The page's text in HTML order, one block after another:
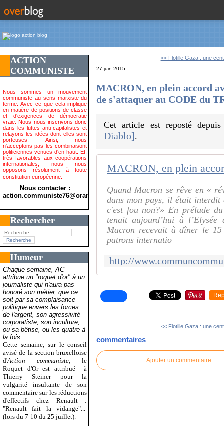
ACTION
COMMUNISTE
Nous sommes un mouvement
communiste au sens marxiste du
terme. Avec ce que cela implique
en matière de positions de classe
et d'exigences de démocratie
vraie. Nous nous inscrivons donc
dans les luttes anti-capitalistes et
relayons les idées dont elles sont
porteuses. Ainsi, nous
n'acceptons pas les combinaisont
politiciennes venues d'en-haut. Et,
très favorables aux coopérations
internationales, nous nous
opposons résolument à toute
constitution européenne.
Nous contacter :
action.communiste76@orange.fr>
Rechercher
Humeur
Chaque semaine, AC
attribue un "roquet d'or" à un
journaliste qui n'aura pas
honoré son métier, que ce
soit par sa complaisance
politique envers les forces
de l'argent, son agressivité
corporatiste, son inculture,
ou sa bêtise, ou les quatre à
la fois.
Cette semaine, sur le conseil
avisé de la section bruxelloise
d'Action communiste , le
Roquet d'Or est attribué
à
Thierry Steiner pour la
vulgarité insultante de son
commentaire sur les réductions
d'effectifs chez Renault :
"Renault fait la vidange"...
(lors du 7-10 du 25 juillet).
<< Flotille Gaza : une
27 juin 2015
MACRON, en plein accord
de s'attaquer au CODE du
Cet article est reposté
Diablo].
Quand Macron se rêve en «
dans mon pays, il était
c'est fou non?» En prélude
tenait aujourd’hui à
Macron recevait à dîner le
patrons internatio
<< Flotille Gaza : une
commentaires
Ajouter un commentaire